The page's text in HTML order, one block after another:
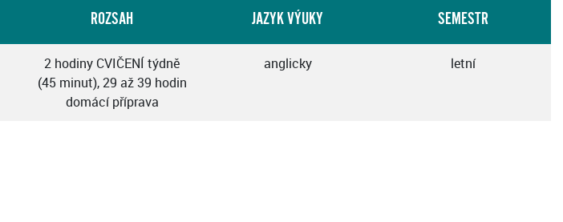
ROZSAH JAZYK VÝUKY SEMESTR
2 hodiny CVIČENÍ týdně
(45 minut), 29 až 39 hodin
domácí příprava
anglicky letní